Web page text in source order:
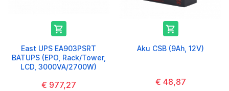

East UPS EA903PSRT
BATUPS (EPO, Rack/Tower,
LCD, 3000VA/2700W)
€ 977,27

Aku CSB (9Ah, 12V)
€ 48,87